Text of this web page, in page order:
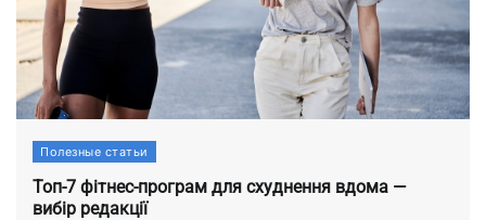
Полезные статьи
Топ-7 фітнес-програм для схуднення вдома —
вибір редакції